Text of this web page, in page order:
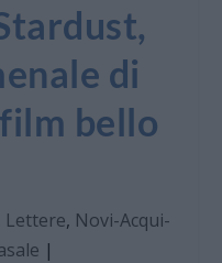
di
bello
Lettere, Novi-Acqui-
|